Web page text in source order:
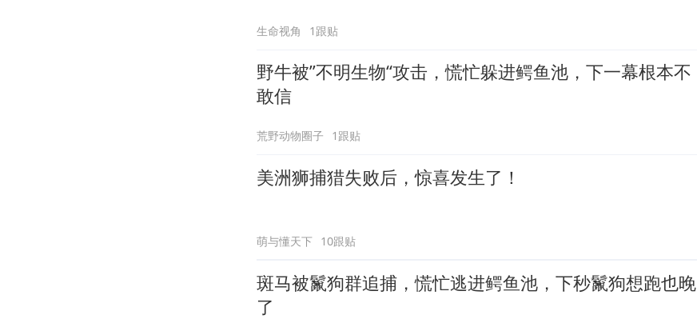
生命视角 1跟贴
野牛被”不明生物“攻击，慌忙躲进鳄鱼池，下一幕根本不
敢信
荒野动物圈子 1跟贴
美洲狮捕猎失败后，惊喜发生了！
萌与懂天下 10跟贴
斑马被鬣狗群追捕，慌忙逃进鳄鱼池，下秒鬣狗想跑也晚
了